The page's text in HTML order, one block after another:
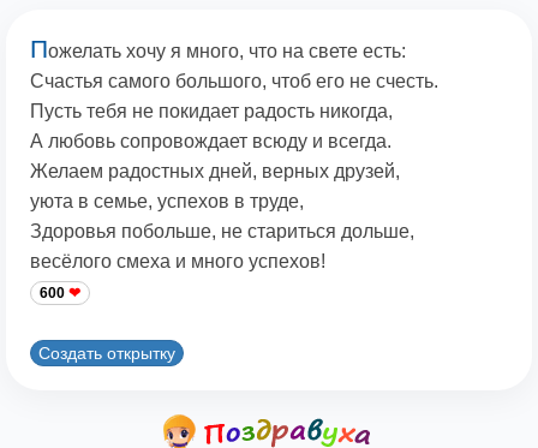
Пожелать хочу я много, что на свете есть:
Счастья самого большого, чтоб его не счесть.
Пусть тебя не покидает радость никогда,
А любовь сопровождает всюду и всегда.
Желаем радостных дней, верных друзей,
уюта в семье, успехов в труде,
Здоровья побольше, не стариться дольше,
весёлого смеха и много успехов!
600
Создать открытку